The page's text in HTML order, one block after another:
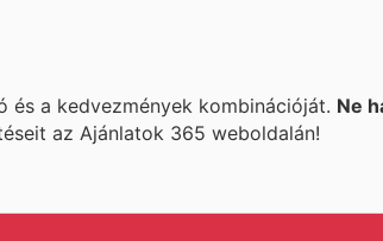
a kedvezmények kombinációját. Ne
az Ajánlatok 365 weboldalán!